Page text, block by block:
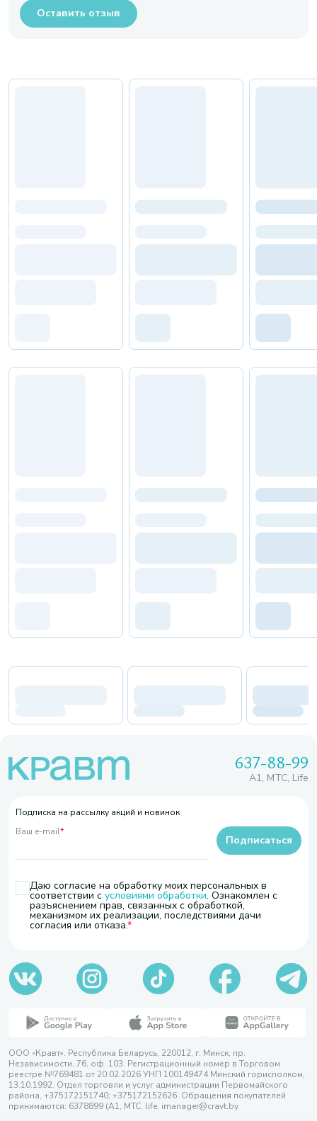
Оставить отзыв
637-88-99
A1, МТС, Life
Подписка на рассылку акций и новинок
Ваш e-mail*
Даю согласие на обработку моих персональных в
соответствии с условиями обработки. Ознакомлен с
разъяснением прав, связанных с обработкой,
механизмом их реализации, последствиями дачи
согласия или отказа.
Подписаться
ООО «Кравт». Республика Беларусь, 220012, г. Минск, пр.
Независимости, 76, оф. 103. Регистрационный номер в Торговом
реестре №769481 от 20.02.2026 УНП 100149474 Минский горисполком,
13.10.1992. Отдел торговли и услуг администрации Первомайского
района, +375172151740; +375172152626. Обращения покупателей
принимаются: 6378899 (А1, МТС, life, imanager@cravt.by.